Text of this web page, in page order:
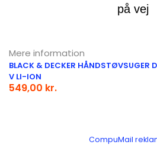
Mere information
BLACK & DECKER HÅNDSTØVSUGER
V LI-ION
549,00 kr.
CompuMail